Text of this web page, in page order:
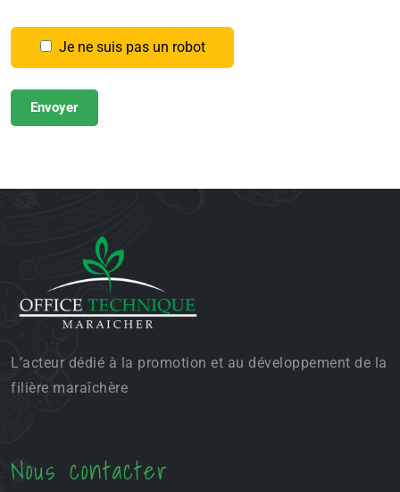
Je ne suis pas un robot
Envoyer
L’acteur dédié à la promotion et au développement de la
filière maraîchère
Nous contacter